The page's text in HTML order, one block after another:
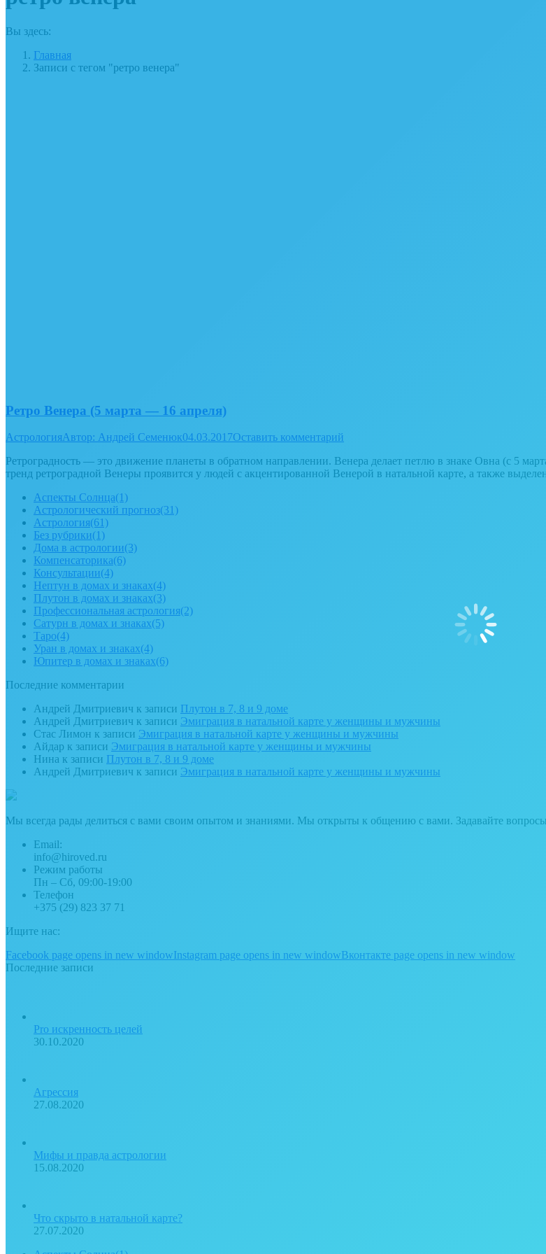
Вы здесь:
Главная
Записи с тегом "ретро венера"
Ретро Венера (5 марта — 16 апреля)
АстрологияАвтор: Андрей Семенюк04.03.2017Оставить комментарий
Ретроградность — это движение планеты в обратном направлении. Венера делает петлю в знаке Овна (с 5
тренд ретроградной Венеры проявится у людей с акцентированной Венерой в натальной карте, а также
Аспекты Солнца(1)
Астрологический прогноз(31)
Астрология(61)
Без рубрики(1)
Дома в астрологии(3)
Компенсаторика(6)
Консультации(4)
Нептун в домах и знаках(4)
Плутон в домах и знаках(3)
Профессиональная астрология(2)
Сатурн в домах и знаках(5)
Таро(4)
Уран в домах и знаках(4)
Юпитер в домах и знаках(6)
Последние комментарии
Андрей Дмитриевич к записи Плутон в 7, 8 и 9 доме
Андрей Дмитриевич к записи Эмиграция в натальной карте у женщины и мужчины
Стас Лимон к записи Эмиграция в натальной карте у женщины и мужчины
Айдар к записи Эмиграция в натальной карте у женщины и мужчины
Нина к записи Плутон в 7, 8 и 9 доме
Андрей Дмитриевич к записи Эмиграция в натальной карте у женщины и мужчины
Мы всегда рады делиться с вами своим опытом и знаниями. Мы открыты к общению с вами. Задавайте
Email:
info@hiroved.ru
Режим работы
Пн – Сб, 09:00-19:00
Телефон
+375 (29) 823 37 71
Ищите нас:
Facebook page opens in new windowInstagram page opens in new windowВконтакте page opens in new window
Последние записи
Pro искренность целей
30.10.2020
Агрессия
27.08.2020
Мифы и правда астрологии
15.08.2020
Что скрыто в натальной карте?
27.07.2020